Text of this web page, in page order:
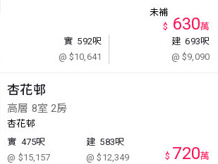
實 592呎
@ $10,641
建 693呎
@ $9,090
未補
$ 630萬
杏花邨
高層 8室 2房
杏花邨
實 475呎
@ $15,157
建 583呎
@ $12,349
$ 720萬